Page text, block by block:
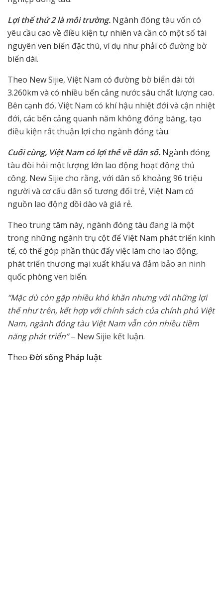
Lợi thế thứ 2 là môi trường. Ngành đóng tàu vốn có
yêu cầu cao về điều kiện tự nhiên và cần có một số tài
nguyên ven biển đặc thù, ví dụ như phải có đường bờ
biển dài.
Theo New Sijie, Việt Nam có đường bờ biển dài tới
3.260km và có nhiều bến cảng nước sâu chất lượng cao.
Bên cạnh đó, Việt Nam có khí hậu nhiệt đới và cận nhiệt
đới, các bến cảng quanh năm không đóng băng, tạo
điều kiện rất thuận lợi cho ngành đóng tàu.
Cuối cùng, Việt Nam có lợi thế về dân số. Ngành đóng
tàu đòi hỏi một lượng lớn lao động hoạt động thủ
công. New Sijie cho rằng, với dân số khoảng 96 triệu
người và cơ cấu dân số tương đối trẻ, Việt Nam có
nguồn lao động dồi dào và giá rẻ.
Theo trung tâm này, ngành đóng tàu đang là một
trong những ngành trụ cột để Việt Nam phát triển kinh
tế, có thể góp phần thúc đẩy việc làm cho lao động,
phát triển thương mại xuất khẩu và đảm bảo an ninh
quốc phòng ven biển.
“Mặc dù còn gặp nhiều khó khăn nhưng với những lợi
thế như trên, kết hợp với chính sách của chính phủ Việt
Nam, ngành đóng tàu Việt Nam vẫn còn nhiều tiềm
năng phát triển”– New Sijie kết luận.
Theo Đời sống Pháp luật